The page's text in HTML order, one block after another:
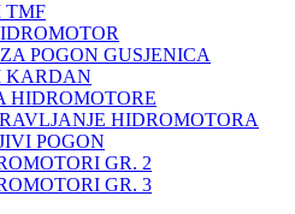
TMF
POGON GUSJENICA
KARDAN
HIDROMOTORE
HIDROMOTORA
POGON
GR. 2
GR. 3